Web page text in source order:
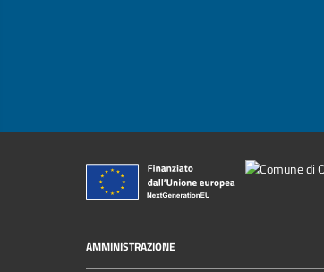
AMMINISTRAZIONE